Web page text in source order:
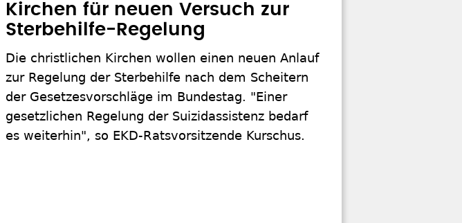
Kirchen für neuen Versuch zur
Sterbehilfe-Regelung
Die christlichen Kirchen wollen einen neuen Anlauf
zur Regelung der Sterbehilfe nach dem Scheitern
der Gesetzesvorschläge im Bundestag. "Einer
gesetzlichen Regelung der Suizidassistenz bedarf
es weiterhin", so EKD-Ratsvorsitzende Kurschus.